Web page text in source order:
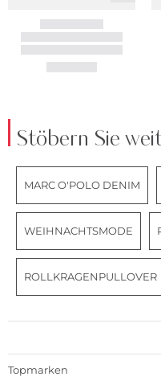
Stöbern Sie
MARC O'POLO DENIM
WEIHNACHTSMODE
ROLLKRAGENPULLOVER
Topmarken